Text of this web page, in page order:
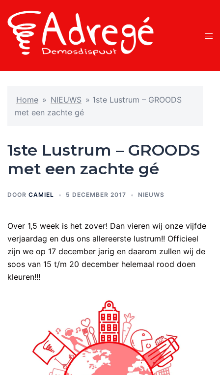
naar
inhoud
Home » NIEUWS » 1ste Lustrum – GROODS
met een zachte gé
1ste Lustrum – GROODS
met een zachte gé
DOOR CAMIEL 5 DECEMBER 2017 NIEUWS
Over 1,5 week is het zover! Dan vieren wij onze vijfde
verjaardag en dus ons allereerste lustrum!! Officieel
zijn we op 17 december jarig en daarom zullen wij de
soos van 15 t/m 20 december helemaal rood doen
kleuren!!!